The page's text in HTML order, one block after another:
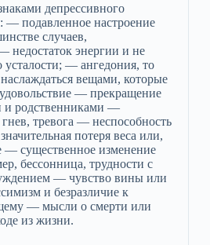
депрессивного
— подавленное настроение
случаев,
недостаток энергии и не
усталости; — ангедония, то
вещами, которые
— прекращение
и родственниками —
гнев, тревога — неспособность
потеря веса или,
— существенное изменение
бессонница, трудности с
— чувство вины или
и безразличие к
— мысли о смерти или
из жизни.